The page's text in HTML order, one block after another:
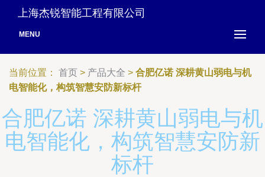
上海杰锐智能工程有限公司
MENU
当前位置： 首页 > 产品大全 > 合肥亿诺 深耕黄山弱电与机
电智能化，构筑智慧安防新标杆
合肥亿诺 深耕黄山弱电与机
电智能化，构筑智慧安防新
标杆